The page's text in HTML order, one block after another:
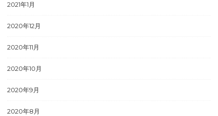
2021年1月
2020年12月
2020年11月
2020年10月
2020年9月
2020年8月